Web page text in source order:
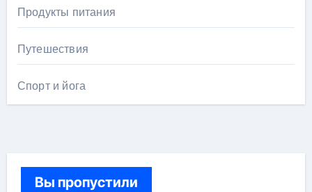
Продукты питания
Путешествия
Спорт и йога
Вы пропустили